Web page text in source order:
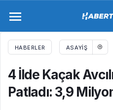
HABERLER ASAYIŞ
4 İlde Kaçak
Patladı: 3,9
4 İlde Kaçak Avcılık
Milyon TL Ceza